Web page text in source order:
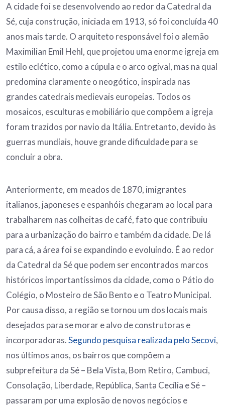
A cidade foi se desenvolvendo ao redor da Catedral da
Sé, cuja construção, iniciada em 1913, só foi concluída 40
anos mais tarde. O arquiteto responsável foi o alemão
Maximilian Emil Hehl, que projetou uma enorme igreja em
estilo eclético, como a cúpula e o arco ogival, mas na qual
predomina claramente o neogótico, inspirada nas
grandes catedrais medievais europeias. Todos os
mosaicos, esculturas e mobiliário que compõem a igreja
foram trazidos por navio da Itália. Entretanto, devido às
guerras mundiais, houve grande dificuldade para se
concluir a obra.
Anteriormente, em meados de 1870, imigrantes
italianos, japoneses e espanhóis chegaram ao local para
trabalharem nas colheitas de café, fato que contribuiu
para a urbanização do bairro e também da cidade. De lá
para cá, a área foi se expandindo e evoluindo. É ao redor
da Catedral da Sé que podem ser encontrados marcos
históricos importantíssimos da cidade, como o Pátio do
Colégio, o Mosteiro de São Bento e o Teatro Municipal.
Por causa disso, a região se tornou um dos locais mais
desejados para se morar e alvo de construtoras e
incorporadoras.Segundo pesquisa realizada pelo Secovi,
nos últimos anos, os bairros que compõem a
subprefeitura da Sé – Bela Vista, Bom Retiro, Cambuci,
Consolação, Liberdade, República, Santa Cecília e Sé –
passaram por uma explosão de novos negócios e